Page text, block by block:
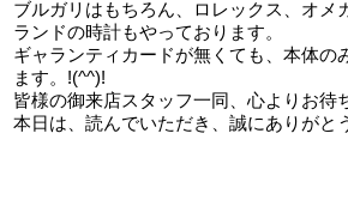
ブルガリはもちろん、ロレックス、オメ
ランドの時計もやっております。
ギャランティカードが無くても、本体の
ます。!(^^)!
皆様の御来店スタッフ一同、心よりお待
本日は、読んでいただき、誠にありがと